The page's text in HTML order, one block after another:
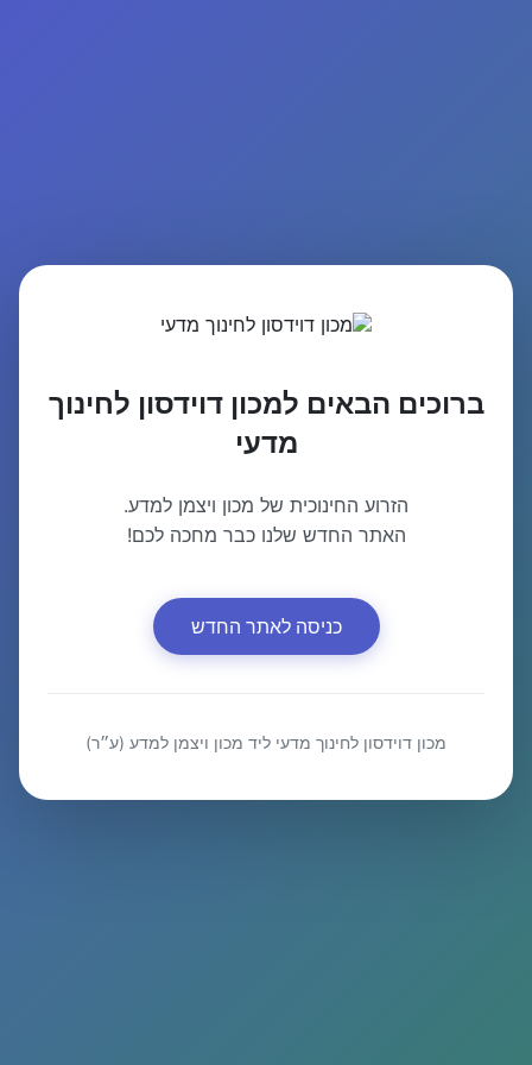
ברוכים הבאים למכון דוידסון לחינוך
מדעי
הזרוע החינוכית של מכון ויצמן למדע.
האתר החדש שלנו כבר מחכה לכם!
כניסה לאתר החדש
מכון דוידסון לחינוך מדעי ליד מכון ויצמן למדע (ע״ר)